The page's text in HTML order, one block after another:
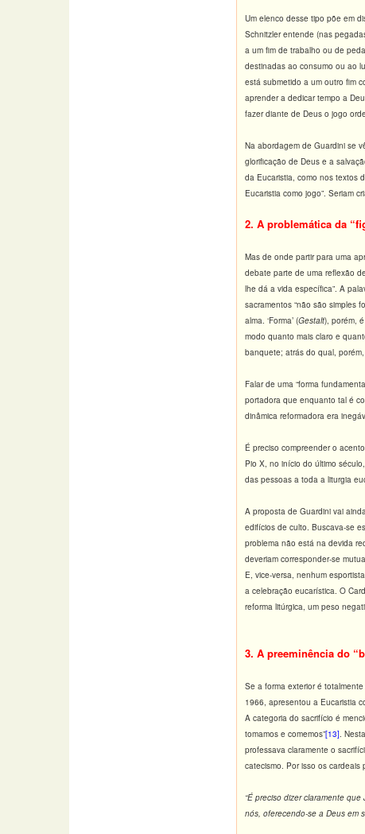
Um elenco desse tipo põe em
Schnitzler entende (nas
a um fim de trabalho ou de
destinadas ao consumo ou ao
está submetido a um outro fim
aprender a dedicar tempo a
fazer diante de Deus o jogo
Na abordagem de Guardini se
glorificação de Deus e a
da Eucaristia, como nos textos
Eucaristia como jogo”. Seriam
2. A problemática da
Mas de onde partir para uma
debate parte de uma reflexão
lhe dá a vida específica”. A
sacramentos “não são simples
alma. ‘Forma’ (Gestalt), porém,
modo quanto mais claro e
banquete; atrás do qual,
Falar de uma “forma
portadora que enquanto tal é
dinâmica reformadora era
É preciso compreender o
Pio X, no início do último
das pessoas a toda a liturgia
A proposta de Guardini vai
edifícios de culto. Buscava-se
problema não está na devida
deveriam corresponder-se
E, vice-versa, nenhum
a celebração eucarística. O
reforma litúrgica, um peso
3. A preeminência do
Se a forma exterior é
1966, apresentou a Eucaristia
A categoria do sacrifício é
tomamos e comemos”[13].
professava claramente o
catecismo. Por isso os cardeais
“É preciso dizer claramente
nós, oferecendo-se a Deus em